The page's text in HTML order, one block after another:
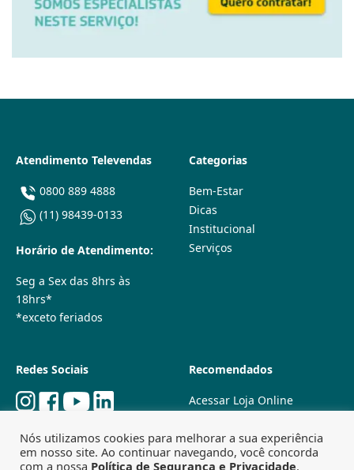
Atendimento Televendas
0800 889 4888
(11) 98439-0133
Horário de Atendimento:
Seg a Sex das 8hrs às
18hrs*
*exceto feriados
Categorias
Bem-Estar
Dicas
Institucional
Serviços
Redes Sociais Recomendados
Acessar Loja Online
Lojas Físicas
Trabalhe Conosco
Nós utilizamos cookies para melhorar a sua experiência
em nosso site. Ao continuar navegando, você concorda
com a nossa Política de Segurança e Privacidade.